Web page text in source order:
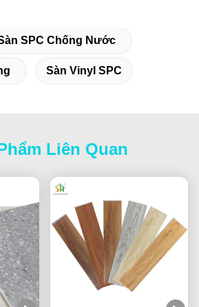
SPC Chống Nước
Sàn Vinyl SPC
Liên Quan